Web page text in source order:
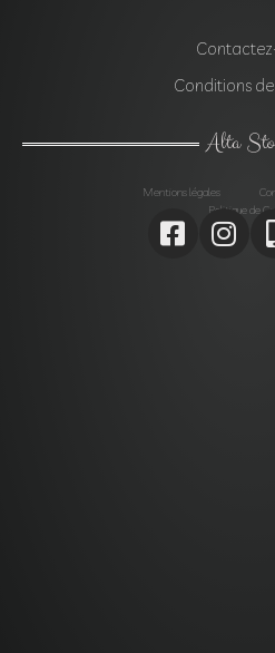
Conditions
Alta
Mentions légales
Politique de